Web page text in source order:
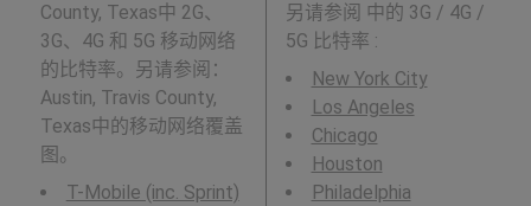
County, Texas中 2G、
3G、4G 和 5G 移动网络
的比特率。另请参阅：
Austin, Travis County,
Texas中的移动网络覆盖
图。
T-Mobile (inc. Sprint)
另请参阅 中的 3G / 4G /
5G 比特率 :
New York City
Los Angeles
Chicago
Houston
Philadelphia